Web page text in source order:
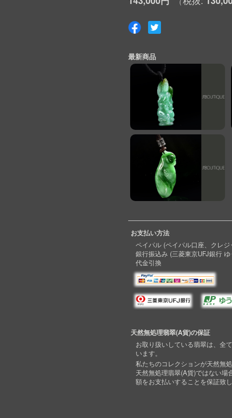
最新商品
お支払い方法
ペイパル (ペイパル口座、クレ
銀行振込み (三菱東京UFJ銀行
代金引換
天然無処理翡翠(A貨)の保証
お取り扱いしている翡翠は、全
います。
私たちのコレクションが天然無
天然無処理翡翠(A貨)ではない場
額をお支払いすることを保証致し